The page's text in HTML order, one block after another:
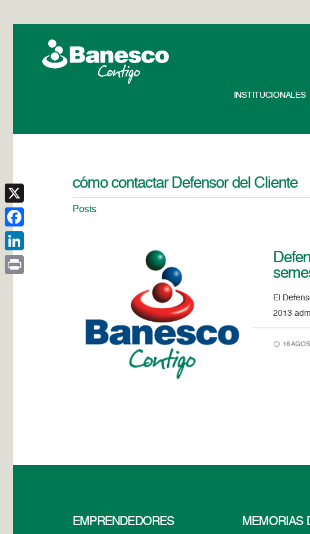
INSTITUCIONALES
cómo contactar Defensor del Cliente
Posts
El
2013
16
EMPRENDEDORES MEMORIAS
X
Facebook
LinkedIn